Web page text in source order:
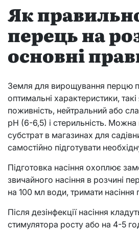
Як
перець на
основні
Земля для вирощування перцю
оптимальні характеристики, такі
поживність, нейтральний або
pH (6-6,5) і стерильність.
субстрат в магазинах для
самостійно підготувати
Підготовка насіння охоплює
звичайного насіння в розчині
на 100 мл води, тримати
Після дезінфекції насіння
стимулятора росту або на 4-5